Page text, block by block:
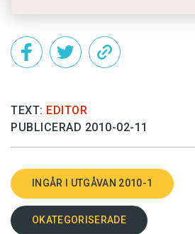
TEXT: EDITOR
PUBLICERAD 2010-02-11
INGÅR I UTGÅVAN 2010-1
OKATEGORISERADE